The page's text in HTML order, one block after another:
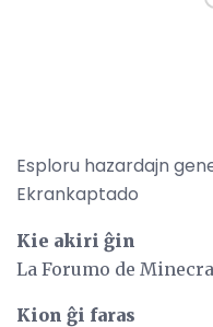
Esploru hazardajn
Ekrankaptado
Kie akiri ĝin
La Forumo de
Kion ĝi faras